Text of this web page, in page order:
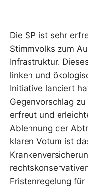
Die SP ist sehr
Stimmvolks zum
Infrastruktur.
linken und
Initiative lanciert
Gegenvorschlag
erfreut und
Ablehnung der
klaren Votum ist
Fristenregelung